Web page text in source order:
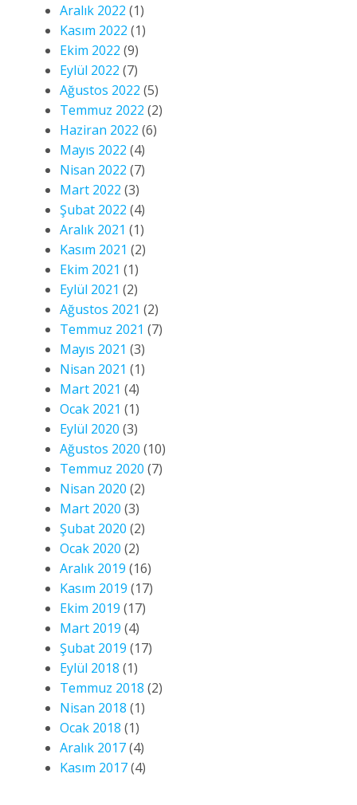
Aralık 2022 (1)
Kasım 2022 (1)
Ekim 2022 (9)
Eylül 2022 (7)
Ağustos 2022 (5)
Temmuz 2022 (2)
Haziran 2022 (6)
Mayıs 2022 (4)
Nisan 2022 (7)
Mart 2022 (3)
Şubat 2022 (4)
Aralık 2021 (1)
Kasım 2021 (2)
Ekim 2021 (1)
Eylül 2021 (2)
Ağustos 2021 (2)
Temmuz 2021 (7)
Mayıs 2021 (3)
Nisan 2021 (1)
Mart 2021 (4)
Ocak 2021 (1)
Eylül 2020 (3)
Ağustos 2020 (10)
Temmuz 2020 (7)
Nisan 2020 (2)
Mart 2020 (3)
Şubat 2020 (2)
Ocak 2020 (2)
Aralık 2019 (16)
Kasım 2019 (17)
Ekim 2019 (17)
Mart 2019 (4)
Şubat 2019 (17)
Eylül 2018 (1)
Temmuz 2018 (2)
Nisan 2018 (1)
Ocak 2018 (1)
Aralık 2017(4)
Kasım 2017(4)